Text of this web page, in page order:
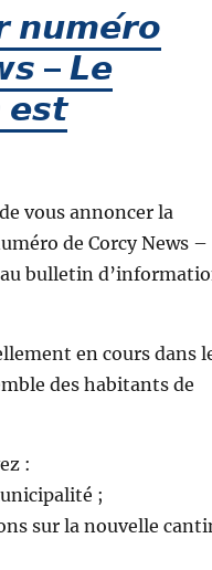
𝙣𝙪𝙢𝙚́𝙧𝙤
– 𝙇𝙚
𝙚𝙨𝙩
vous annoncer la
de Corcy News –
bulletin
en cours dans
des habitants de
:
;
sur la nouvelle